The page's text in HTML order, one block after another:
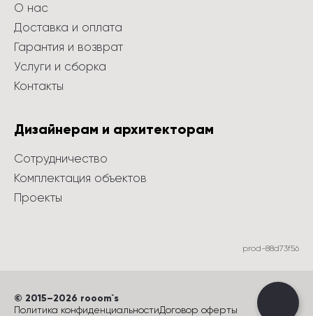
О нас
Доставка и оплата
Гарантия и возврат
Услуги и сборка
Контакты
Дизайнерам и архитекторам
Сотрудничество
Комплектация объектов
Проекты
prod-88d73f56
© 2015–2026 rooom`s
Политика конфиденциальностиДоговор оферты